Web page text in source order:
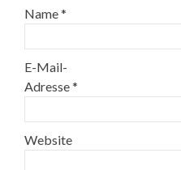
Name*
E-Mail-
Adresse*
Website